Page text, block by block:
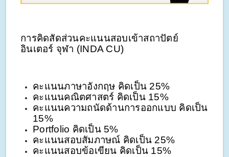
การคิดสัดส่วนคะแนนสอบเข้าสถาปัตย์
อินเตอร์ จุฬา (INDA CU)
คะแนนภาษาอังกฤษ คิดเป็น 25%
คะแนนคณิตศาสตร์ คิดเป็น 15%
คะแนนความถนัดด้านการออกแบบ คิดเป็น
15%
Portfolio คิดเป็น 5%
คะแนนสอบสัมภาษณ์ คิดเป็น 25%
คะแนนสอบข้อเขียน คิดเป็น 15%